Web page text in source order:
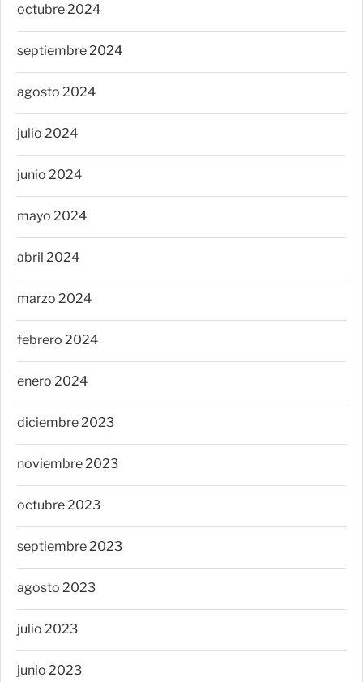
octubre 2024
septiembre 2024
agosto 2024
julio 2024
junio 2024
mayo 2024
abril 2024
marzo 2024
febrero 2024
enero 2024
diciembre 2023
noviembre 2023
octubre 2023
septiembre 2023
agosto 2023
julio 2023
junio 2023